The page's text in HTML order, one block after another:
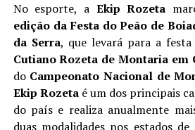
No esporte, a Ekip Rozeta
edição da Festa do Peão de
da Serra, que levará para a
Cutiano Rozeta de Montaria em
do Campeonato Nacional de
Ekip Rozetaé um dos principais
do país e realiza anualmente
duas modalidades nos estados de